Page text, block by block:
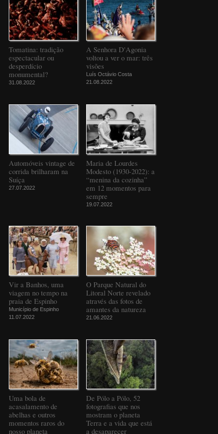
Tomatina: tradição
espectacular ou
desperdício
monumental?
31.08.2022
A Senhora D'Agonia
voltou a ver o mar: três
visões
Luís Octávio Costa
21.08.2022
Automóveis vintage de
corrida brilharam na
Suíça
27.07.2022
Maria de Lourdes
Modesto (1930-2022): a
“menina da cozinha”
em 12 momentos para
sempre
19.07.2022
Vir a Banhos, uma
viagem no tempo na
praia de Espinho
Município de Espinho
11.07.2022
O Parque Natural do
Litoral Norte revelado
através das fotos de
amantes da natureza
21.06.2022
Uma bola de
acasalamento de
abelhas e outros
momentos raros do
nosso planeta
De Pólo a Pólo, 52
fotografias que nos
mostram o planeta
Terra e a vida que está
a desaparecer